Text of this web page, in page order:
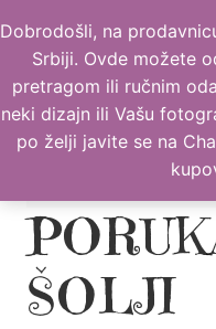
Dobrodošli, na
Srbiji. Ovde možete
pretragom ili ručnim
neki dizajn ili Vašu
po želji javite se na
до
садржаја
ŠOLJI